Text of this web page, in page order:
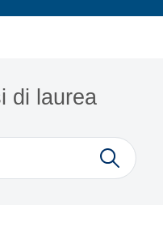
di laurea
Cerca